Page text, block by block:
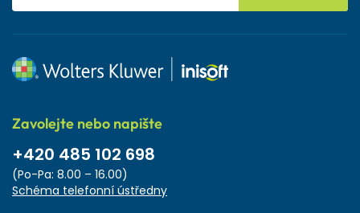
Zavolejte nebo napište
+420 485 102 698
(Po-Pa: 8.00 – 16.00)
Schéma telefonní ústředny